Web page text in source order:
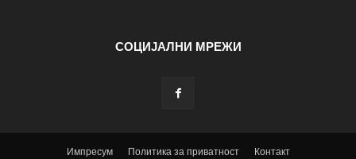
СОЦИЈАЛНИ МРЕЖИ
Импресум Политика за приватност Контакт